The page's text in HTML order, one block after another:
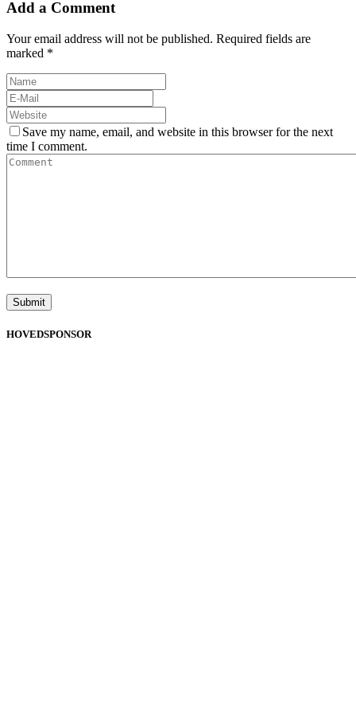
Add a Comment
Your email address will not be published. Required fields are
marked *
Save my name, email, and website in this browser for the next
time I comment.
HOVEDSPONSOR